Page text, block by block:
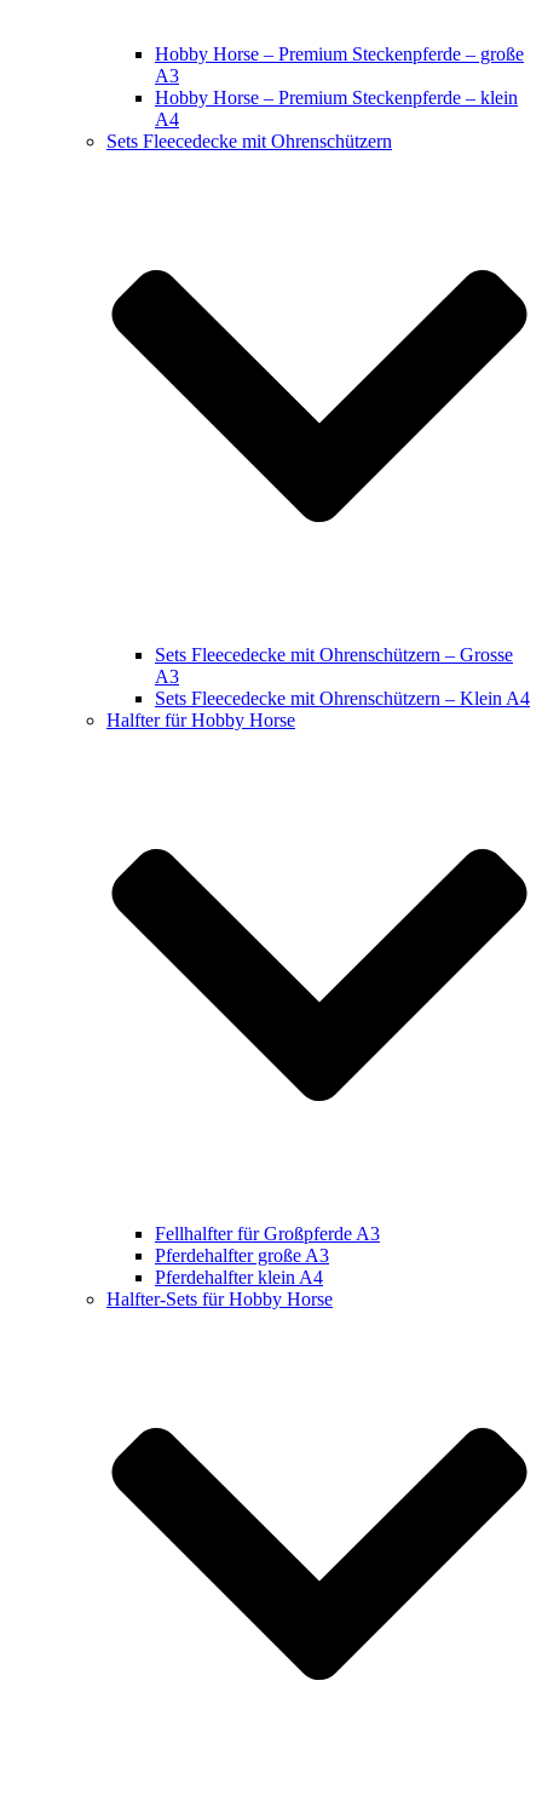
Hobby Horse – Premium Steckenpferde – große
A3
Hobby Horse – Premium Steckenpferde – klein
A4
Sets Fleecedecke mit Ohrenschützern
Sets Fleecedecke mit Ohrenschützern – Grosse
A3
Sets Fleecedecke mit Ohrenschützern – Klein A4
Halfter für Hobby Horse
Fellhalfter für Großpferde A3
Pferdehalfter große A3
Pferdehalfter klein A4
Halfter-Sets für Hobby Horse